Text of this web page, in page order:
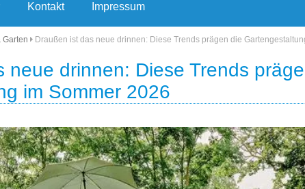
Kontakt Impressum
Garten Draußen ist das neue drinnen: Diese Trends prägen die
neue drinnen: Diese Trends
im Sommer 2026